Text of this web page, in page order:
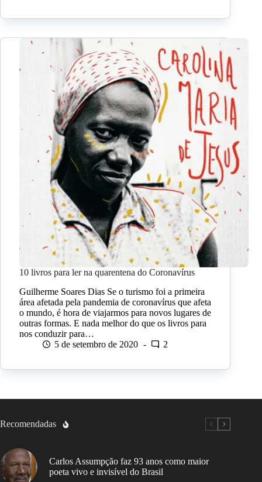
10 livros para ler na quarentena do Coronavírus
Guilherme Soares Dias Se o turismo foi a primeira
área afetada pela pandemia de coronavírus que afeta
o mundo, é hora de viajarmos para novos lugares de
outras formas. E nada melhor do que os livros para
nos conduzir para…
5 de setembro de 2020
2
Recomendadas
Carlos Assumpção faz 93 anos como maior
poeta vivo e invisível do Brasil